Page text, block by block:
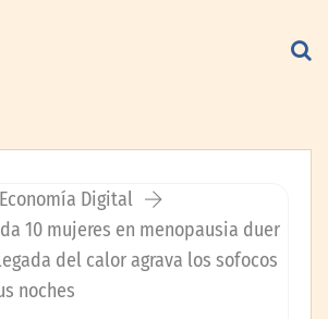
Economía Digital
10 mujeres en menopausia duer
del calor agrava los sofocos
noches